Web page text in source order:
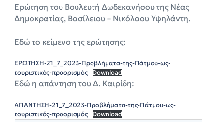
Ερώτηση του Βουλευτή Δωδεκανήσου της Νέας
Δημοκρατίας, Βασίλειου – Νικόλαου Υψηλάντη.
Εδώ το κείμενο της ερώτησης:
ΕΡΩΤΗΣΗ-21_7_2023-Προβλήματα-της-Πάτμου-ως-
τουριστικός-προορισμός
Download
Εδώ η απάντηση του Δ. Καιρίδη:
ΑΠΑΝΤΗΣΗ-21_7_2023-Προβλήματα-της-Πάτμου-ως-
τουριστικός-προορισμός
Download